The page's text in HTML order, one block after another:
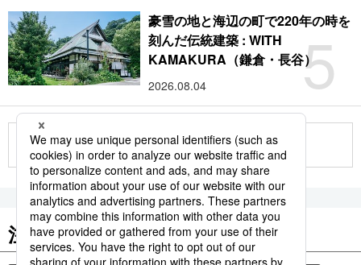
5
豪雪の地と海辺の町で220年の時を
刻んだ伝統建築 : WITH
KAMAKURA（鎌倉・長谷）
2026.08.04
もっと見る
注目のキーワード